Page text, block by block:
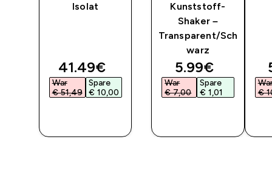
Isolat
discounted price
41.49€‎
War
€ 51,49‎
Spare
€ 10,00‎
Kunststoff-
Shaker –
Transparent/Sch
warz
discounted
5.99€‎
War
€ 7,00‎
Spare
€ 1,01‎
€